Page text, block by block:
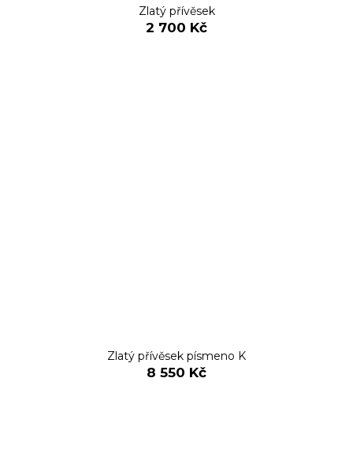
Zlatý přívěsek
2 700 Kč
Zlatý přívěsek písmeno K
8 550 Kč